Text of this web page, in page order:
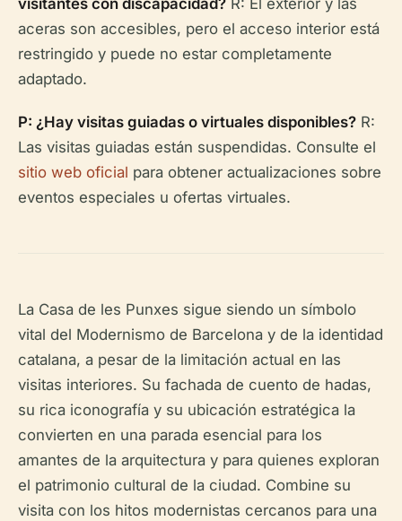
visitantes con discapacidad? R: El exterior y las
aceras son accesibles, pero el acceso interior está
restringido y puede no estar completamente
adaptado.
P: ¿Hay visitas guiadas o virtuales disponibles? R:
Las visitas guiadas están suspendidas. Consulte el
sitio web oficial para obtener actualizaciones sobre
eventos especiales u ofertas virtuales.
La Casa de les Punxes sigue siendo un símbolo
vital del Modernismo de Barcelona y de la identidad
catalana, a pesar de la limitación actual en las
visitas interiores. Su fachada de cuento de hadas,
su rica iconografía y su ubicación estratégica la
convierten en una parada esencial para los
amantes de la arquitectura y para quienes exploran
el patrimonio cultural de la ciudad. Combine su
visita con los hitos modernistas cercanos para una